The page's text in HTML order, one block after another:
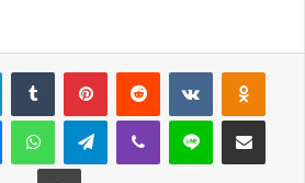
LinkedInTumblr PinterestReddit VKontakte
MessengerWhatsAppTelegramViber Line E-Posta ile
Yazdır